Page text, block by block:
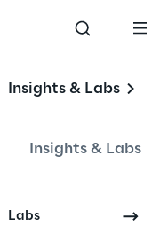
Insights & Labs
Insights & Labs
Labs